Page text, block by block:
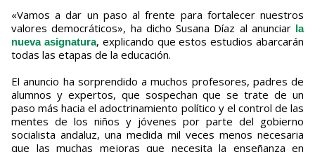
«Vamos a dar un paso al frente para fortalecer nuestros
valores democráticos», ha dicho Susana Díaz al anunciar la
nueva asignatura, explicando que estos estudios abarcarán
todas las etapas de la educación.
El anuncio ha sorprendido a muchos profesores, padres de
alumnos y expertos, que sospechan que se trate de un
paso más hacia el adoctrinamiento político y el control de las
mentes de los niños y jóvenes por parte del gobierno
socialista andaluz, una medida mil veces menos necesaria
que las muchas mejoras que necesita la enseñanza en